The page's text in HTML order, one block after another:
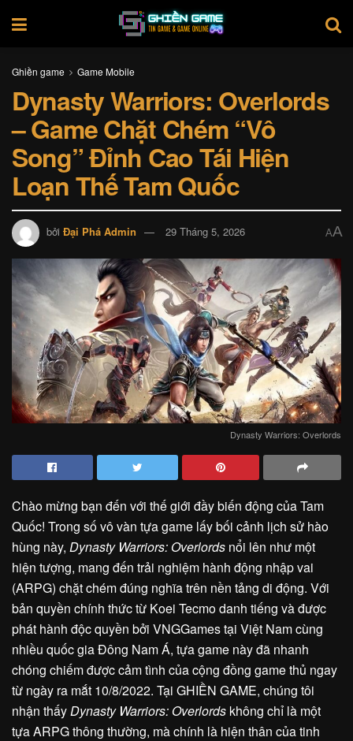
Ghiền game Game Mobile
Dynasty Warriors: Overlords
– Game Chặt Chém “Vô
Song” Đỉnh Cao Tái Hiện
Loạn Thế Tam Quốc
bởi Đại Phá Admin 29 Tháng 5, 2026 AA
Dynasty Warriors: Overlords
Chào mừng bạn đến với thế giới đầy biến động của Tam
Quốc! Trong số vô vàn tựa game lấy bối cảnh lịch sử hào
hùng này, Dynasty Warriors: Overlords nổi lên như một
hiện tượng, mang đến trải nghiệm hành động nhập vai
(ARPG) chặt chém đúng nghĩa trên nền tảng di động. Với
bản quyền chính thức từ Koei Tecmo danh tiếng và được
phát hành độc quyền bởi VNGGames tại Việt Nam cùng
nhiều quốc gia Đông Nam Á, tựa game này đã nhanh
chóng chiếm được cảm tình của cộng đồng game thủ ngay
từ ngày ra mắt 10/8/2022. Tại GHIỀN GAME, chúng tôi
nhận thấyDynasty Warriors: Overlords không chỉ là một
tựa ARPG thông thường, mà chính là hiện thân của tinh